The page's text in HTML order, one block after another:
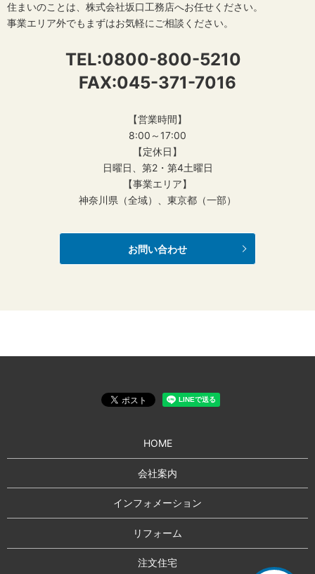
住まいのことは、株式会社坂口工務店へお任せください。
事業エリア外でもまずはお気軽にご相談ください。
TEL:0800-800-5210
FAX:045-371-7016
【営業時間】
8:00～17:00
【定休日】
日曜日、第2・第4土曜日
【事業エリア】
神奈川県（全域）、東京都（一部）
お問い合わせ
HOME
会社案内
インフォメーション
リフォーム
注文住宅